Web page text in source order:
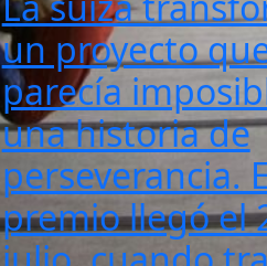
un proyecto
parecía
una historia de
perseverancia.
premio llegó el